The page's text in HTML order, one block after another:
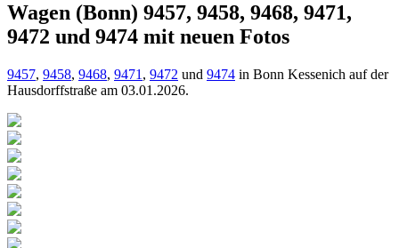
Wagen (Bonn) 9457, 9458, 9468, 9471,
9472 und 9474 mit neuen Fotos
9457, 9458, 9468, 9471 , 9472 und 9474 in Bonn Kessenich auf der
Hausdorffstraße am 03.01.2026.